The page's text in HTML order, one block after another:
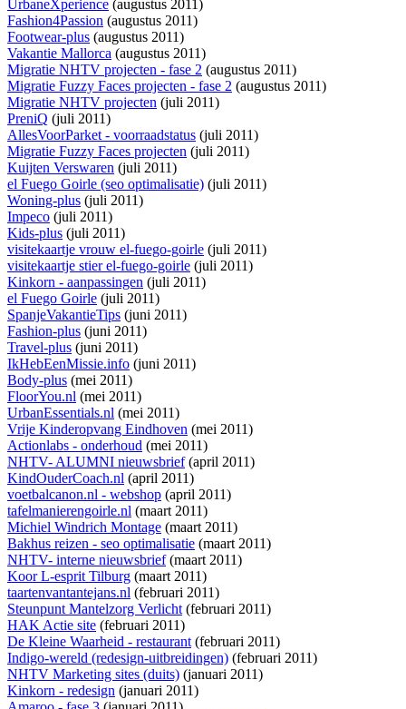
UrbaneXperience (augustus 2011)
Fashion4Passion (augustus 2011)
Footwear-plus (augustus 2011)
Vakantie Mallorca (augustus 2011)
Migratie NHTV projecten - fase 2 (augustus 2011)
Migratie Fuzzy Faces projecten - fase 2 (augustus 2011)
Migratie NHTV projecten (juli 2011)
PreniQ (juli 2011)
AllesVoorParket - voorraadstatus (juli 2011)
Migratie Fuzzy Faces projecten (juli 2011)
Kuijten Verswaren (juli 2011)
el Fuego Goirle (seo optimalisatie) (juli 2011)
Woning-plus (juli 2011)
Impeco (juli 2011)
Kids-plus (juli 2011)
visitekaartje vrouw el-fuego-goirle (juli 2011)
visitekaartje stier el-fuego-goirle (juli 2011)
Kinkorn - aanpassingen (juli 2011)
el Fuego Goirle (juli 2011)
SpanjeVakantieTips (juni 2011)
Fashion-plus (juni 2011)
Travel-plus (juni 2011)
IkHebEenMissie.info (juni 2011)
Body-plus (mei 2011)
FloorYou.nl (mei 2011)
UrbanEssentials.nl (mei 2011)
Vrije Kinderopvang Eindhoven (mei 2011)
Actionlabs - onderhoud (mei 2011)
NHTV- ALUMNI nieuwsbrief(april 2011)
KindOuderCoach.nl (april 2011)
voetbalcanon.nl - webshop (april 2011)
tafelmanierengoirle.nl (maart 2011)
Michiel Windrich Montage (maart 2011)
Bakhus reizen - seo optimalisatie (maart 2011)
NHTV- interne nieuwsbrief(maart 2011)
Koor L-esprit Tilburg (maart 2011)
taartenvantantejans.nl (februari 2011)
Steunpunt Mantelzorg Verlicht(februari 2011)
HAK Actie site (februari 2011)
De Kleine Waarheid - restaurant(februari 2011)
Indigo-wereld (redesign-uitbreidingen) (februari 2011)
NHTV Marketing sites (duits) (januari 2011)
Kinkorn - redesign (januari 2011)